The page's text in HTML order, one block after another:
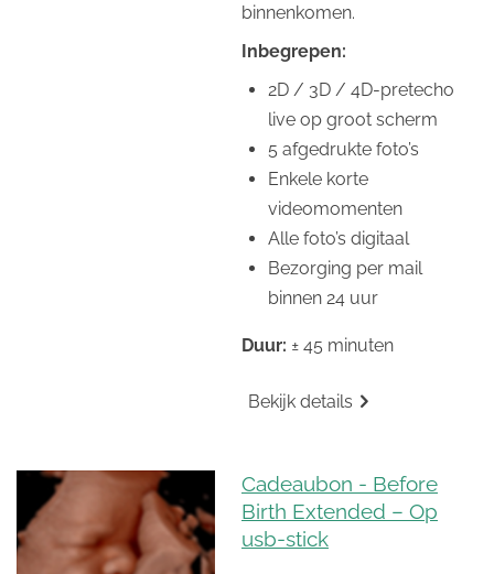
binnenkomen.
Inbegrepen:
2D / 3D / 4D-pretecho
live op groot scherm
5 afgedrukte foto’s
Enkele korte
videomomenten
Alle foto’s digitaal
Bezorging per mail
binnen 24 uur
Duur: ± 45 minuten
Bekijk details
Cadeaubon - Before
Birth Extended – Op
usb-stick